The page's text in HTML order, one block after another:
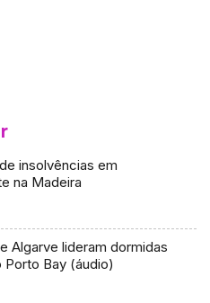
insolvências em
na Madeira
Algarve lideram dormidas
Porto Bay (áudio)